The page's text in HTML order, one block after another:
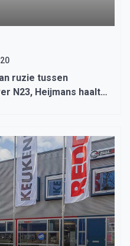
ruzie tussen
N23, Heijmans haalt